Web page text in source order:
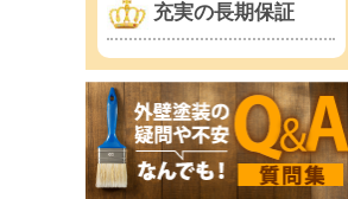
充実の長期保証